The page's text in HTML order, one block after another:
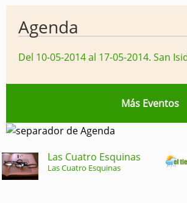
Agenda
Del 10-05-2014 al 17-05-2014. San
Más Eventos
Las Cuatro Esquinas
Las Cuatro Esquinas